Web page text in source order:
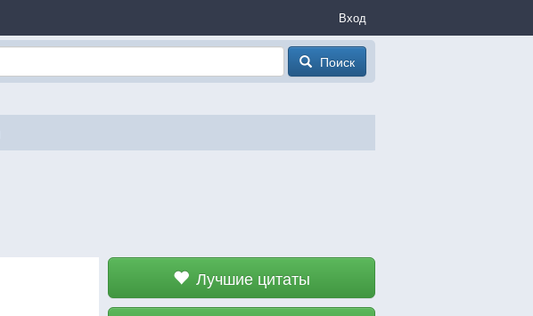
Вход
Поиск
Лучшие цитаты